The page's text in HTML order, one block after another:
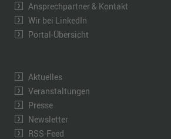
Ansprechpartner & Kontakt
Wir bei LinkedIn
Portal-Übersicht
Aktuelles
Veranstaltungen
Presse
Newsletter
RSS-Feed